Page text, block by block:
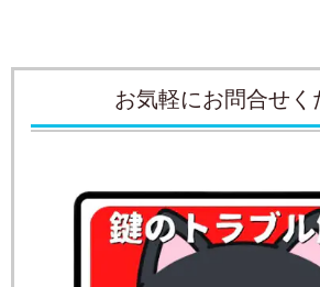
お気軽にお問合せく